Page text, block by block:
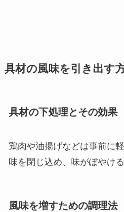
具材の風味を引き出す
具材の下処理とその効果
鶏肉や油揚げなどは事前に
味を閉じ込め、味がぼやけ
風味を増すための調理法